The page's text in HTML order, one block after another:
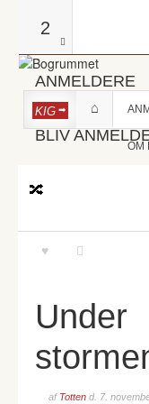
2
ANMELDERE
BLIV
KIG
OM
Under
af Totten d. 7.